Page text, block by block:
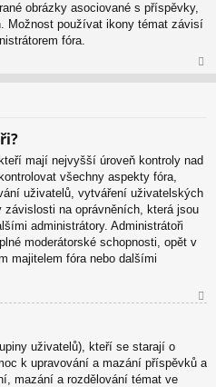
or
u
obrázky asociované s příspěvky,
Možnost používat ikony témat závisí
fóra.
mají nejvyšší úroveň kontroly nad
všechny aspekty fóra,
uživatelů, vytváření uživatelských
závislosti na oprávněních, která jsou
administrátory. Administrátoři
moderátorské schopnosti, opět v
majitelem fóra nebo dalšími
u
uživatelů), kteří se starají o
k upravování a mazání příspěvků a
mazání a rozdělování témat ve